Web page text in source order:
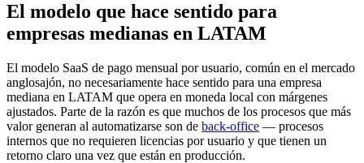
El modelo que hace sentido para
empresas medianas en LATAM
El modelo SaaS de pago mensual por usuario, común en el mercado
anglosajón, no necesariamente hace sentido para una empresa
mediana en LATAM que opera en moneda local con márgenes
ajustados. Parte de la razón es que muchos de los procesos que más
valor generan al automatizarse son de back-office — procesos
internos que no requieren licencias por usuario y que tienen un
retorno claro una vez que están en producción.